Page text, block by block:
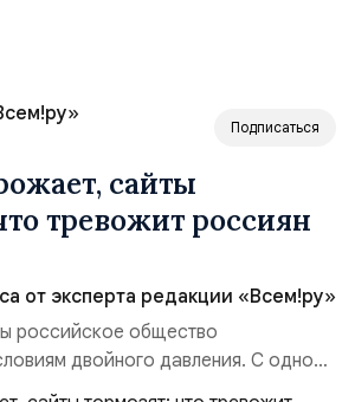
Подписаться
сайты
тревожит россиян
от эксперта редакции «Всем!ру»
российское общество
двойного давления. С одной
рост цен на товары первой